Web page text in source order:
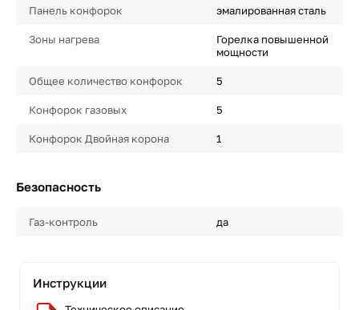
Панель конфорок эмалированная сталь
Зоны нагрева
Горелка повышенной
мощности
Общее количество конфорок 5
Конфорок газовых 5
Конфорок Двойная корона 1
Безопасность
Газ-контроль да
Инструкции